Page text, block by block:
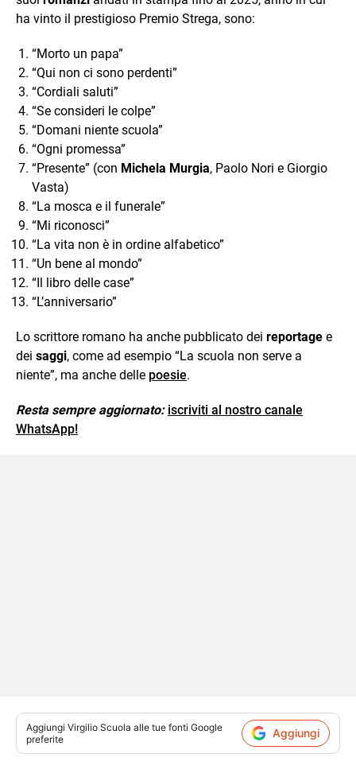
ha vinto il prestigioso Premio Strega, sono:
“Morto un papa”
“Qui non ci sono perdenti”
“Cordiali saluti”
“Se consideri le colpe”
“Domani niente scuola”
“Ogni promessa”
“Presente” (con Michela Murgia, Paolo Nori e Giorgio
Vasta)
“La mosca e il funerale”
“Mi riconosci”
“La vita non è in ordine alfabetico”
“Un bene al mondo”
“Il libro delle case”
“L’anniversario”
Lo scrittore romano ha anche pubblicato dei reportage e
dei saggi, come ad esempio “La scuola non serve a
niente”, ma anche delle poesie.
Resta sempre aggiornato: iscriviti al nostro canale
WhatsApp!
Aggiungi Virgilio Scuola alle tue fonti Google
preferite
Aggiungi